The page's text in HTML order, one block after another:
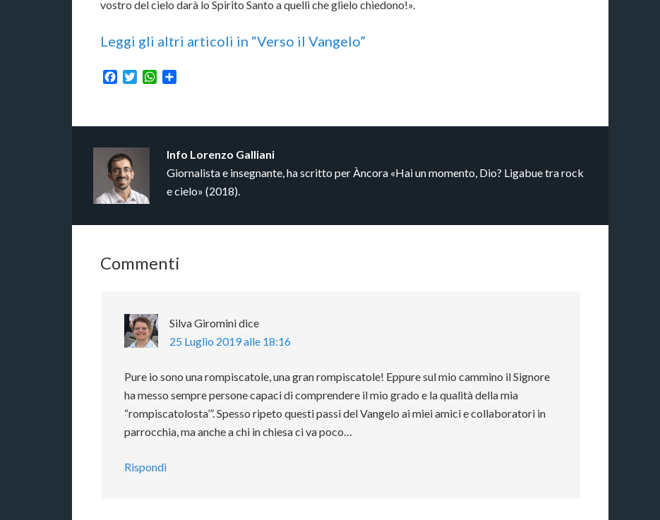
vostro del cielo darà lo Spirito Santo a quelli che glielo chiedono!».
Leggi gli altri articoli in “Verso il Vangelo”
Facebook
TwitterWhatsApp
Info Lorenzo Galliani
Giornalista e insegnante, ha scritto per Àncora «Hai un momento, Dio? Ligabue tra rock
e cielo» (2018).
Commenti
Silva Girominidice
25 Luglio 2019 alle 18:16
Pure io sono una rompiscatole, una gran rompiscatole! Eppure sul mio cammino il Signore
ha messo sempre persone capaci di comprendere il mio grado e la qualità della mia
“rompiscatolosta’”. Spesso ripeto questi passi del Vangelo ai miei amici e collaboratori in
parrocchia, ma anche a chi in chiesa ci va poco…
Rispondi